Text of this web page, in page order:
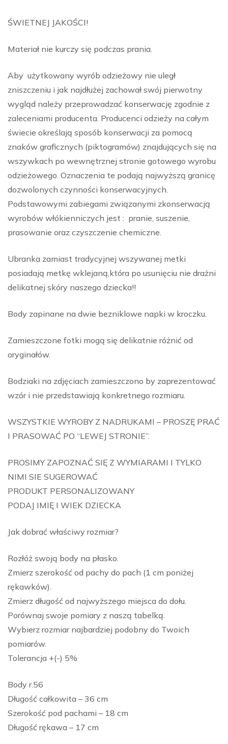
ŚWIETNEJ JAKOŚCI!
Materiał nie kurczy się podczas prania.
Aby użytkowany wyrób odzieżowy nie uległ
zniszczeniu i jak najdłużej zachował swój pierwotny
wygląd należy przeprowadzać konserwację zgodnie z
zaleceniami producenta. Producenci odzieży na całym
świecie określają sposób konserwacji za pomocą
znaków graficznych (piktogramów) znajdujących się na
wszywkach po wewnętrznej stronie gotowego wyrobu
odzieżowego. Oznaczenia te podają najwyższą granicę
dozwolonych czynności konserwacyjnych.
Podstawowymi zabiegami związanymi zkonserwacją
wyrobów włókienniczych jest : pranie, suszenie,
prasowanie oraz czyszczenie chemiczne.
Ubranka zamiast tradycyjnej wszywanej metki
posiadają metkę wklejaną,która po usunięciu nie drażni
delikatnej skóry naszego dziecka!!
Body zapinane na dwie bezniklowe napki w kroczku.
Zamieszczone fotki mogą się delikatnie różnić od
oryginałów.
Bodziaki na zdjęciach zamieszczono by zaprezentować
wzór i nie przedstawiają konkretnego rozmiaru.
WSZYSTKIE WYROBY Z NADRUKAMI – PROSZĘ PRAĆ
I PRASOWAĆ PO “LEWEJ STRONIE”.
PROSIMY ZAPOZNAĆ SIĘ Z WYMIARAMI I TYLKO
NIMI SIE SUGEROWAĆ
PRODUKT PERSONALIZOWANY
PODAJ IMIĘ I WIEK DZIECKA
Jak dobrać właściwy rozmiar?
Rozłóż swoją body na płasko.
Zmierz szerokość od pachy do pach (1 cm poniżej
rękawków).
Zmierz długość od najwyższego miejsca do dołu.
Porównaj swoje pomiary z naszą tabelką.
Wybierz rozmiar najbardziej podobny do Twoich
pomiarów.
Tolerancja +(-) 5%
Body r.56
Długość całkowita – 36 cm
Szerokość pod pachami – 18 cm
Długość rękawa – 17 cm